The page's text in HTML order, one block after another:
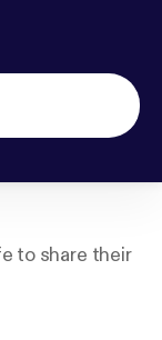
to share their